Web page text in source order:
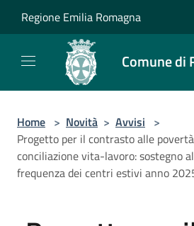
Regione Emilia Romagna
Comune di
Home > Novità > Avvisi >
Progetto per il contrasto alle
conciliazione vita-lavoro: sostegno
frequenza dei centri estivi anno